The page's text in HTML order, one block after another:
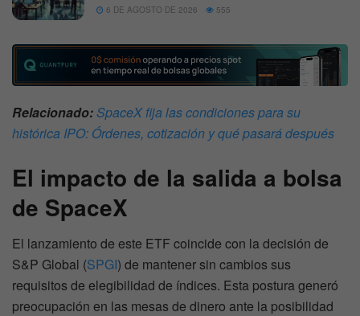
6 DE AGOSTO DE 2026 555
Relacionado:SpaceX fija las condiciones para su
histórica IPO: Órdenes, cotización y qué pasará después
El impacto de la salida a bolsa
de SpaceX
El lanzamiento de este ETF coincide con la decisión de
S&P Global (SPGI) de mantener sin cambios sus
requisitos de elegibilidad de índices. Esta postura generó
preocupación en las mesas de dinero ante la posibilidad